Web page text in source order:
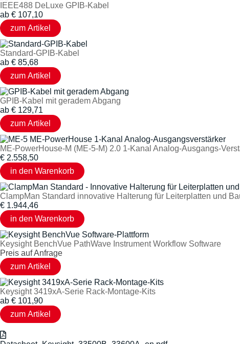
IEEE488 DeLuxe GPIB-Kabel
ab € 107,10
Standard-GPIB-Kabel
ab € 85,68
GPIB-Kabel mit geradem Abgang
ab € 129,71
ME-PowerHouse-M (ME-5-M) 2.0 1-Kanal Analog-Ausgangs-
€ 2.558,50
ClampMan Standard innovative Halterung für Leiterplatten und
€ 1.944,46
Keysight BenchVue PathWave Instrument Workflow Software
Preis auf Anfrage
Keysight 3419xA-Serie Rack-Montage-Kits
ab € 101,90